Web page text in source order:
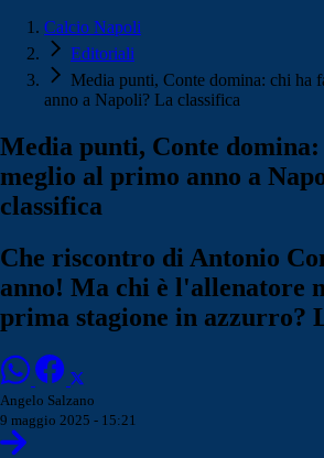
Calcio Napoli
Editoriali
Media punti, Conte domina: chi ha
anno a Napoli? La classifica
Media punti, Conte
meglio al primo anno a
classifica
Che riscontro di Antonio
anno! Ma chi è l'allenatore
prima stagione in azzurro?
Angelo Salzano
9 maggio 2025 - 15:21